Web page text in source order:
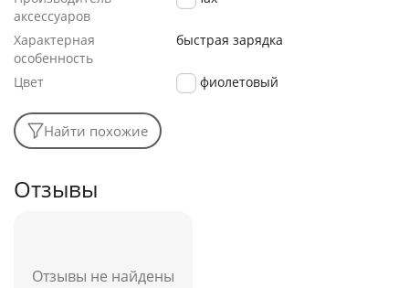
аксессуаров
Характерная
особенность
быстрая зарядка
Цвет фиолетовый
Найти похожие
Отзывы
Отзывы не найдены